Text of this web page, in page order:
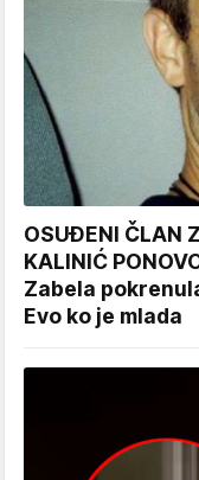
OSUĐENI ČLAN
KALINIĆ
Zabela
Evo ko je mlada